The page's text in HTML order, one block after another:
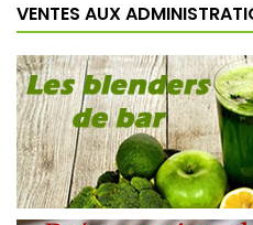
VENTES AUX